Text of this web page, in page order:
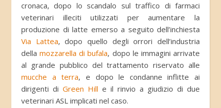
cronaca, dopo lo scandalo sul traffico di farmaci
veterinari illeciti utilizzati per aumentare la
produzione di latte emerso a seguito dell’inchiesta
Via Lattea, dopo quello degli orrori dell’industria
dellamozzarella di bufala, dopo le immagini arrivate
al grande pubblico del trattamento riservato alle
mucche a terra, e dopo le condanne inflitte ai
dirigenti di Green Hill e il rinvio a giudizio di due
veterinari ASL implicati nel caso.